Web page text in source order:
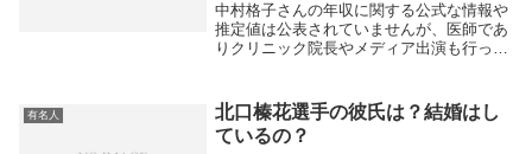
中村格子さんの年収に関する公式な情報や
推定値は公表されていませんが、医師であ
りクリニック院長やメディア出演も行って
KAKUKOスポーツクリニック院長であり整
形外...
有名人
北口榛花選手の彼氏は？結婚はし
ているの？